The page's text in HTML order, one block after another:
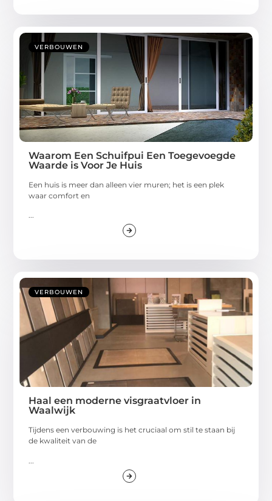
VERBOUWEN
Waarom Een Schuifpui Een Toegevoegde
Waarde is Voor Je Huis
Een huis is meer dan alleen vier muren; het is een plek
waar comfort en
...
VERBOUWEN
Haal een moderne visgraatvloer in
Waalwijk
Tijdens een verbouwing is het cruciaal om stil te staan bij
de kwaliteit van de